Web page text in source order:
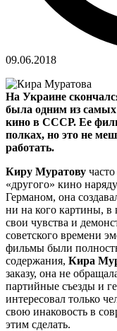
09.06.2018
На Украине
была одним из самых
кино в СССР. Ее
полках, но это не
работать.
Киру Муратову
«другого» кино
Германом, она
ни на кого картины, в
свои чувства и
советского времени
фильмы были
содержания, Кира
заказу, она не
партийные съезды и
интересовал только
свою инаковость в
этим сделать.